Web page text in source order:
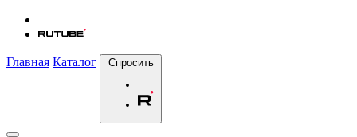
Главная Каталог Спросить